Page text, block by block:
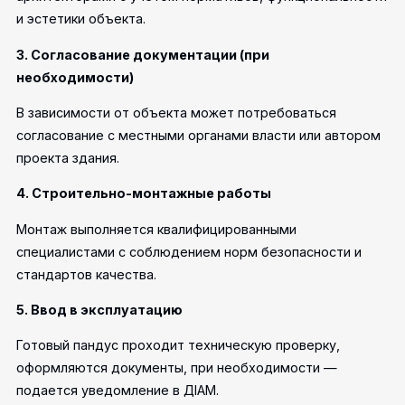
и эстетики объекта.
3. Согласование документации (при
необходимости)
В зависимости от объекта может потребоваться
согласование с местными органами власти или автором
проекта здания.
4. Строительно-монтажные работы
Монтаж выполняется квалифицированными
специалистами с соблюдением норм безопасности и
стандартов качества.
5. Ввод в эксплуатацию
Готовый пандус проходит техническую проверку,
оформляются документы, при необходимости —
подается уведомление в ДІАМ.